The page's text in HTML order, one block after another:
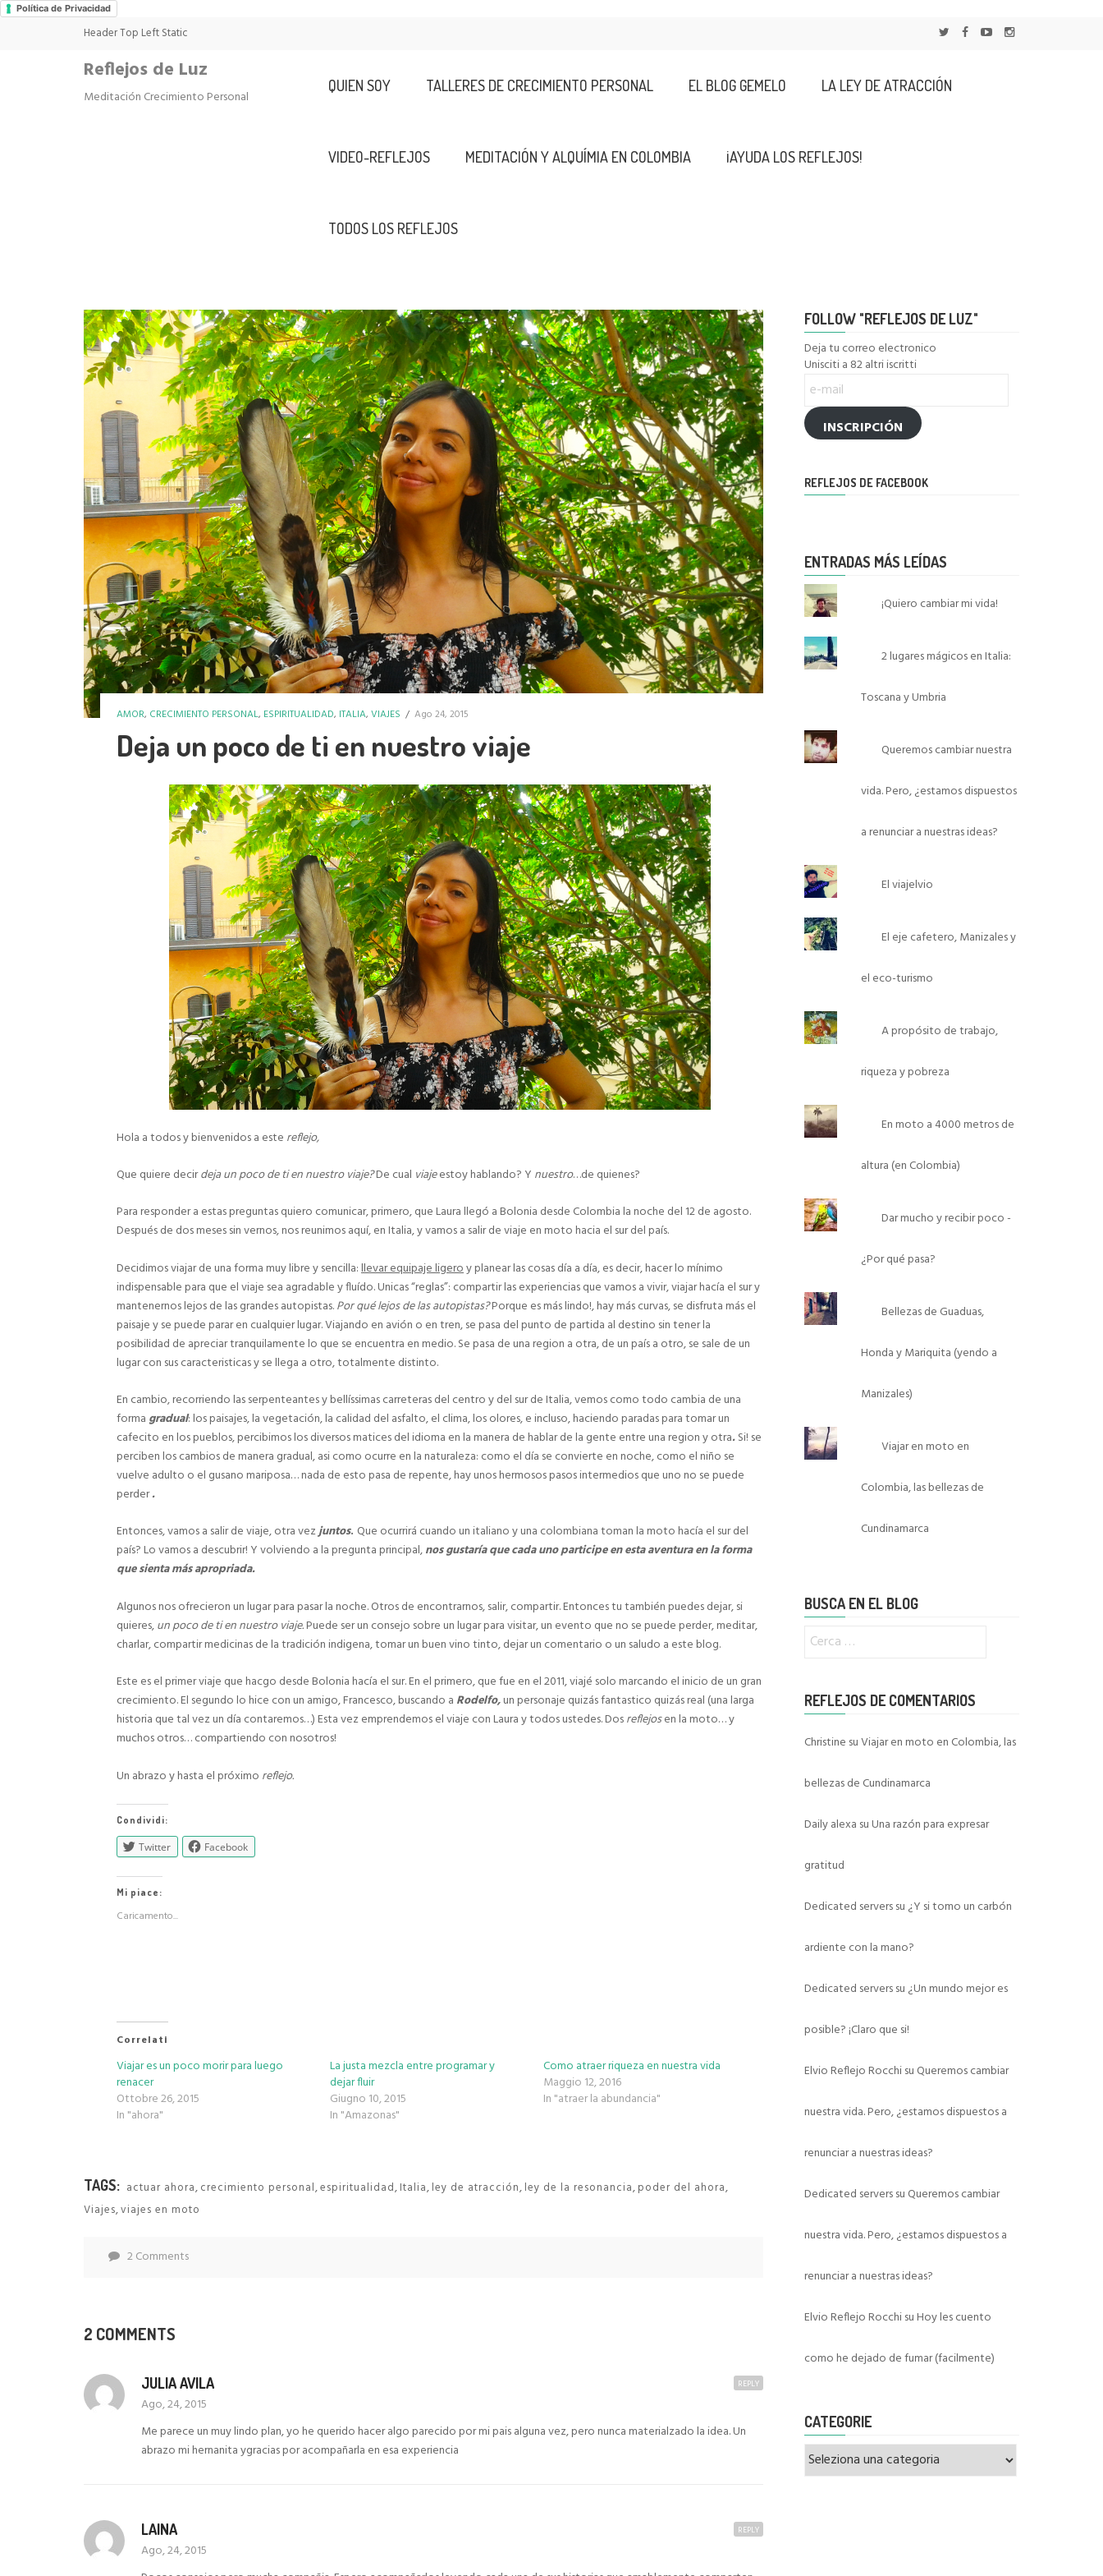
Política de Privacidad
Header Top Left Static
Reflejos de Luz
Meditación Crecimiento Personal
QUIEN SOY TALLERES DE CRECIMIENTO PERSONAL EL BLOG GEMELO LA LEY DE ATRACCIÓN
VIDEO-REFLEJOS MEDITACIÓN Y ALQUÍMIA EN COLOMBIA ¡AYUDA LOS REFLEJOS!
TODOS LOS REFLEJOS
AMOR, CRECIMIENTO PERSONAL, ESPIRITUALIDAD, ITALIA, VIAJES / Ago 24, 2015
Deja un poco de ti en nuestro viaje
Hola a todos y bienvenidos a este reflejo,
Que quiere decirdeja un poco de ti en nuestro viaje?De cual viajeestoy hablando? Y nuestro…de quienes?
Para responder a estas preguntas quiero comunicar, primero, que Laura llegó a Bolonia desde Colombia la noche del 12 de agosto.
Después de dos meses sin vernos, nos reunimos aquí, en Italia, y vamos a salir de viaje en moto hacia el sur del país.
Decidimos viajar de una forma muy libre y sencilla:llevar equipaje ligeroy planear las cosas día a día, es decir, hacer lo mínimo
indispensable para que el viaje sea agradable y fluído. Unicas “reglas”: compartir las experiencias que vamos a vivir, viajar hacía el sur y
mantenernos lejos de las grandes autopistas.Por qué lejos de las autopistas?Porque es más lindo!, hay más curvas, se disfruta más el
paisaje y se puede parar en cualquier lugar. Viajando en avión o en tren, se pasa del punto de partida al destino sin tener la
posibilidad de apreciar tranquilamente lo que se encuentra en medio. Se pasa de una region a otra, de un país a otro, se sale de un
lugar con sus caracteristicas y se llega a otro, totalmente distinto.
En cambio, recorriendo las serpenteantes y bellíssimas carreteras del centro y del sur de Italia, vemos como todo cambia de una
formagradual: los paisajes, la vegetación, la calidad del asfalto, el clima, los olores, e incluso, haciendo paradas para tomar un
cafecito en los pueblos, percibimos los diversos matices del idioma en la manera de hablar de la gente entre una region y otra.Si! se
perciben los cambios de manera gradual, asi como ocurre en la naturaleza: como el día se convierte en noche, como el niño se
vuelve adulto o el gusano mariposa… nada de esto pasa de repente, hay unos hermosos pasos intermedios que uno no se puede
perder.
Entonces, vamos a salir de viaje, otra vezjuntos. Que ocurrirá cuando un italiano y una colombiana toman la moto hacía el sur del
país? Lo vamos a descubrir! Y volviendo a la pregunta principal,nos gustaría que cada uno participe en esta aventura en la forma
que sienta más apropriada.
Algunos nos ofrecieron un lugar para pasar la noche. Otros de encontrarnos, salir, compartir. Entonces tu también puedes dejar, si
quieres,un poco de ti en nuestro viaje.Puede ser un consejo sobre un lugar para visitar, un evento que no se puede perder, meditar,
charlar, compartir medicinas de la tradición indigena, tomar un buen vino tinto, dejar un comentario o un saludo a este blog.
Este es el primer viaje que hacgo desde Bolonia hacía el sur. En el primero, que fue en el 2011, viajé solo marcando el inicio de un gran
crecimiento. El segundo lo hice con un amigo, Francesco, buscando a Rodelfo,un personaje quizás fantastico quizás real (una larga
historia que tal vez un día contaremos…) Esta vez emprendemos el viaje con Laura y todos ustedes. Dosreflejosen la moto… y
muchos otros… compartiendo con nosotros!
Un abrazo y hasta el próximo reflejo.
Condividi:
Twitter Facebook
Mi piace:
Caricamento...
Correlati
Viajar es un poco morir para luego
renacer
Ottobre 26, 2015
In "ahora"
La justa mezcla entre programar y
dejar fluir
Giugno 10, 2015
In "Amazonas"
Como atraer riqueza en nuestra vida
Maggio 12, 2016
In "atraer la abundancia"
TAGS: actuar ahora,crecimiento personal,espiritualidad,Italia,ley de atracción,ley de la resonancia,poder del ahora,
Viajes,viajes en moto
2 Comments
2 COMMENTS
JULIA AVILA
Ago, 24, 2015
Me parece un muy lindo plan, yo he querido hacer algo parecido por mi pais alguna vez, pero nunca materialzado la idea. Un
abrazo mi hernanita ygracias por acompañarla en esa experiencia
REPLY
LAINA
Ago, 24, 2015
REPLY
FOLLOW "REFLEJOS DE LUZ"
Deja tu correo electronico
Unisciti a 82 altri iscritti
mail
INSCRIPCIÓN
REFLEJOS DE FACEBOOK
ENTRADAS MÁS LEÍDAS
¡Quiero cambiar mi vida!
2 lugares mágicos en Italia:
Toscana y Umbria
Queremos cambiar nuestra
vida. Pero, ¿estamos dispuestos
a renunciar a nuestras ideas?
El viajelvio
El eje cafetero, Manizales y
el eco-turismo
A propósito de trabajo,
riqueza y pobreza
En moto a 4000 metros de
altura (en Colombia)
Dar mucho y recibir poco -
¿Por qué pasa?
Bellezas de Guaduas,
Honda y Mariquita (yendo a
Manizales)
Viajar en moto en
Colombia, las bellezas de
Cundinamarca
BUSCA EN EL BLOG
Ricerca
per:
REFLEJOS DE COMENTARIOS
Christine suViajar en moto en Colombia, las
bellezas de Cundinamarca
Daily alexa suUna razón para expresar
gratitud
Dedicated serverssu ¿Y si tomo un carbón
ardiente con la mano?
Dedicated serverssu ¿Un mundo mejor es
posible? ¡Claro que si!
Elvio Reflejo Rocchisu Queremos cambiar
nuestra vida. Pero, ¿estamos dispuestos a
renunciar a nuestras ideas?
Dedicated serverssu Queremos cambiar
nuestra vida. Pero, ¿estamos dispuestos a
renunciar a nuestras ideas?
Elvio Reflejo RocchisuHoy les cuento
como he dejado de fumar (facilmente)
CATEGORIE
Categorie